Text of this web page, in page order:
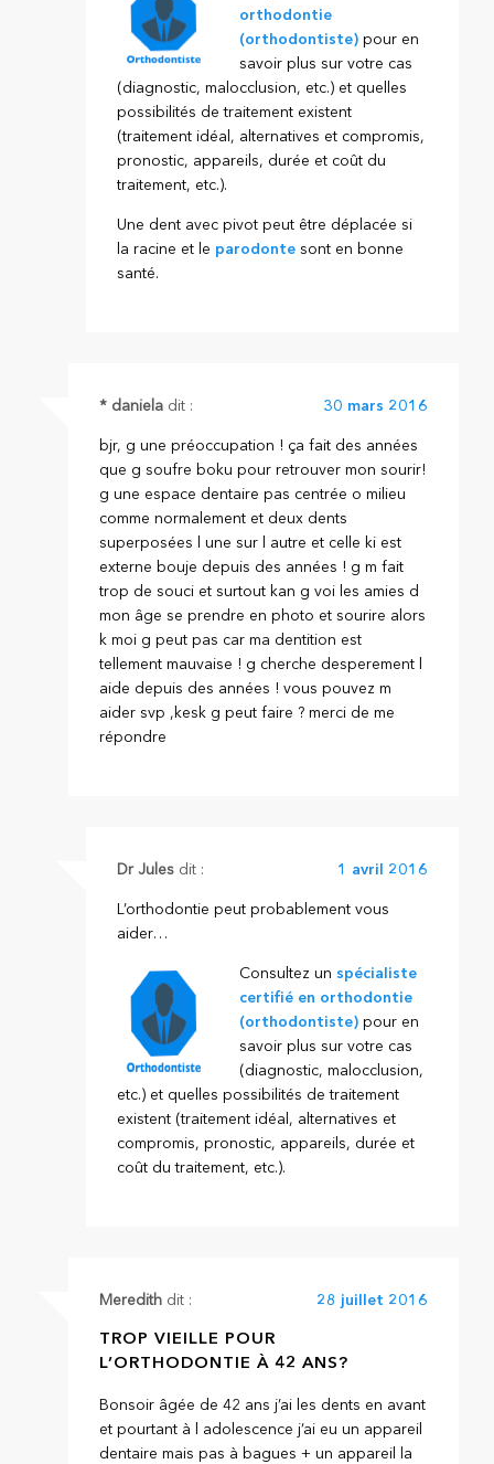
orthodontie
(orthodontiste)pour en
savoir plus sur votre cas
(diagnostic, malocclusion, etc.) et quelles
possibilités de traitement existent
(traitement idéal, alternatives et compromis,
pronostic, appareils, durée et coût du
traitement, etc.).
Une dent avec pivot peut être déplacée si
la racine et le parodontesont en bonne
santé.
* daniela dit : 30 mars 2016
bjr, g une préoccupation ! ça fait des années
que g soufre boku pour retrouver mon sourir!
g une espace dentaire pas centrée o milieu
comme normalement et deux dents
superposées l une sur l autre et celle ki est
externe bouje depuis des années ! g m fait
trop de souci et surtout kan g voi les amies d
mon âge se prendre en photo et sourire alors
k moi g peut pas car ma dentition est
tellement mauvaise ! g cherche desperement l
aide depuis des années ! vous pouvez m
aider svp ,kesk g peut faire ? merci de me
répondre
Dr Jules dit : 1 avril 2016
L’orthodontie peut probablement vous
aider…
Consultez un spécialiste
certifié en orthodontie
(orthodontiste)pour en
savoir plus sur votre cas
(diagnostic, malocclusion,
etc.) et quelles possibilités de traitement
existent (traitement idéal, alternatives et
compromis, pronostic, appareils, durée et
coût du traitement, etc.).
Meredith dit : 28 juillet 2016
TROP VIEILLE POUR
L’ORTHODONTIE À 42 ANS?
Bonsoir âgée de 42 ans j’ai les dents en avant
et pourtant à l adolescence j’ai eu un appareil
dentaire mais pas à bagues + un appareil la